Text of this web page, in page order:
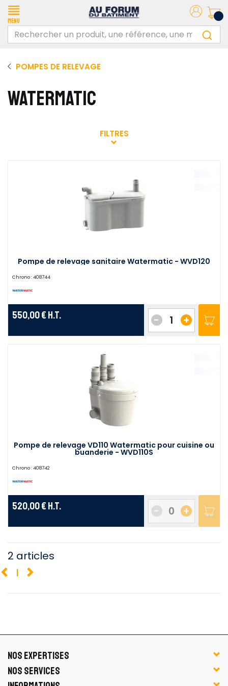
Menu
POMPES DE RELEVAGE
WATERMATIC
FILTRES
Pompe de relevage sanitaire Watermatic - WVD120
Chrono : 408744
550,00 € H.T. +
-
Pompe de relevage VD110 Watermatic pour cuisine ou
buanderie - WVD110S
Chrono : 408742
520,00 € H.T. +
-
2 articles
1
NOS EXPERTISES
NOS SERVICES